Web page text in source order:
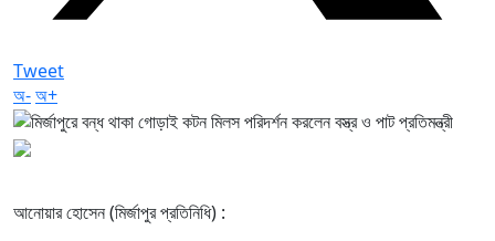
Tweet
অ-অ+
আনোয়ার হোসেন (মির্জাপুর প্রতিনিধি) :